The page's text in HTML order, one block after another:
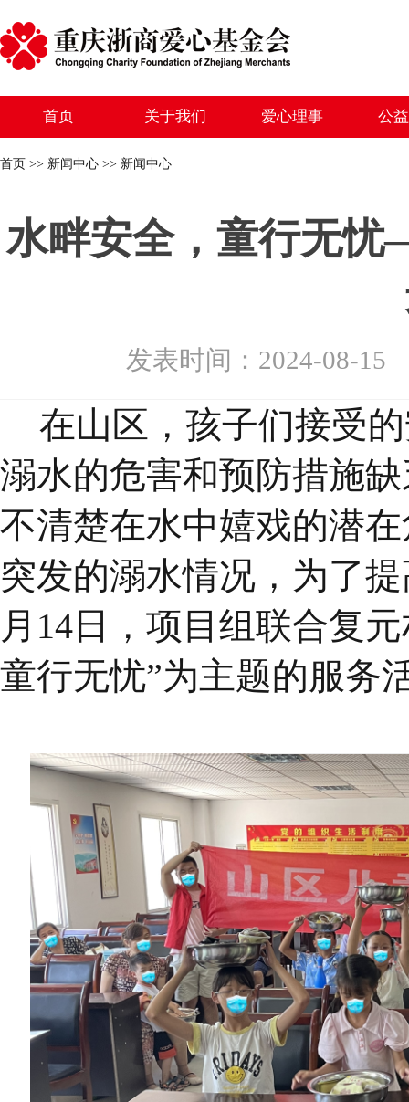
首页 关于我们 爱心理事 公
首页 >> 新闻中心 >> 新闻中心
水畔安全，童行无
发表时间：2024-08-
在山区，孩子们接受
溺水的危害和预防措施
不清楚在水中嬉戏的潜
突发的溺水情况，为了
月14日，项目组联合复
童行无忧”为主题的服务